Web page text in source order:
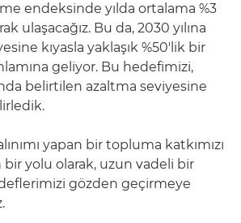
endeksinde yılda ortalama %3
ulaşacağız. Bu da, 2030 yılına
kıyasla yaklaşık %50'lik bir
geliyor. Bu hedefimizi,
belirtilen azaltma seviyesine
yapan bir topluma katkımızı
yolu olarak, uzun vadeli bir
gözden geçirmeye